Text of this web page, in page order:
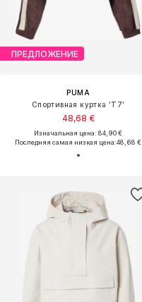
ПРЕДЛОЖЕНИЕ
PUMA
Спортивная куртка 'T7'
48,68 €
Изначальная цена: 84,90 €
Последняя самая низкая цена:48,68 €